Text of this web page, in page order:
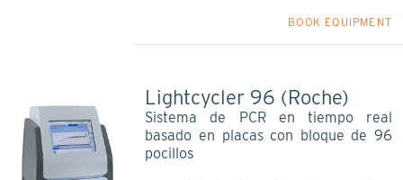
BOOK EQUIPMENT
Lightcycler 96 (Roche)
Sistema de PCR en tiempo real
basado en placas con bloque de 96
pocillos